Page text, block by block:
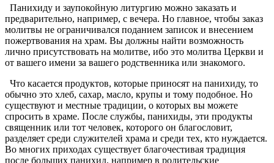
Панихиду и заупокойную литургию можно заказать и
предварительно, например, с вечера. Но главное, чтобы заказ
молитвы не ограничивался поданием записок и внесением
пожертвования на храм. Вы должны найти возможность
лично присутствовать на молитве, ибо это молитва Церкви и
от вашего имени за вашего родственника или знакомого.
Что касается продуктов, которые приносят на панихиду, то
обычно это хлеб, сахар, масло, крупы и тому подобное. Но
существуют и местные традиции, о которых вы можете
спросить в храме. После службы, панихиды, эти продукты
священник или тот человек, которого он благословит,
разделяет среди служителей храма и среди тех, кто нуждается.
Во многих приходах существует благочестивая традиция
после больших панихид, например в родительские